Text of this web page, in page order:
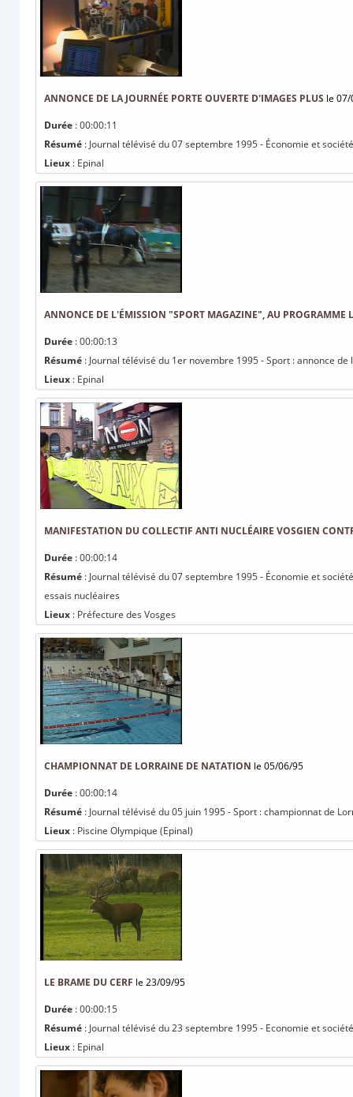
ANNONCE DE LA JOURNÉE PORTE OUVERTE D'IMAGES PLUS le
Durée : 00:00:11
Résumé : Journal télévisé du 07 septembre 1995 - Économie et
Lieux : Epinal
ANNONCE DE L'ÉMISSION "SPORT MAGAZINE", AU PROGRAMME
Durée : 00:00:13
Résumé : Journal télévisé du 1er novembre 1995 - Sport : annonce
Lieux : Epinal
MANIFESTATION DU COLLECTIF ANTI NUCLÉAIRE VOSGIEN
Durée : 00:00:14
Résumé : Journal télévisé du 07 septembre 1995 - Économie et
essais nucléaires
Lieux : Préfecture des Vosges
CHAMPIONNAT DE LORRAINE DE NATATION le 05/06/95
Durée : 00:00:14
Résumé : Journal télévisé du 05 juin 1995 - Sport : championnat de
Lieux : Piscine Olympique (Epinal)
LE BRAME DU CERF le 23/09/95
Durée : 00:00:15
Résumé : Journal télévisé du 23 septembre 1995 - Economie et
Lieux : Epinal